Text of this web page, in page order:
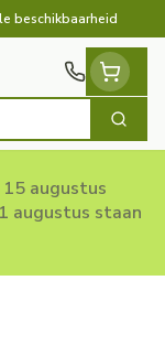
beschikbaarheid
Zoek
augustus
augustus staan